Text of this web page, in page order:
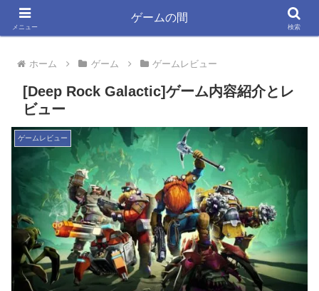
ゲーム大好きYSYKと33が書く きっと役立つ情報ブログ
ホーム ゲーム ゲームレビュー
[Deep Rock Galactic]ゲーム内容紹介とレ
ビュー
ゲームレビュー
メニュー
ゲームの間
検索